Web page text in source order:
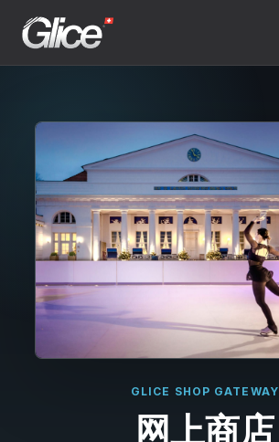
English
GLICE SHOP GATEWAY
网上商店